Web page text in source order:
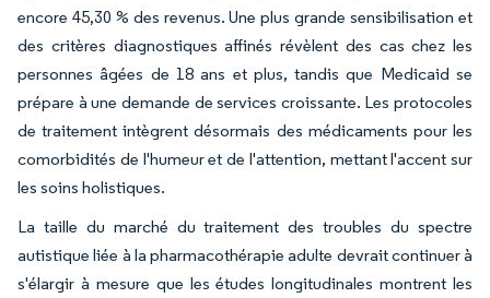
encore 45,30 % des revenus. Une plus grande sensibilisation et
des critères diagnostiques affinés révèlent des cas chez les
personnes âgées de 18 ans et plus, tandis que Medicaid se
prépare à une demande de services croissante. Les protocoles
de traitement intègrent désormais des médicaments pour les
comorbidités de l'humeur et de l'attention, mettant l'accent sur
les soins holistiques.
La taille du marché du traitement des troubles du spectre
autistique liée à la pharmacothérapie adulte devrait continuer à
s'élargir à mesure que les études longitudinales montrent les